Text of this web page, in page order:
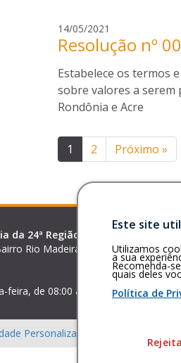
l
a
14/05/2021
o
g
e
r
i
s
l
v
Resolução nº
Estabelece os termos
sobre valores a serem
Rondônia e Acre
Paginação
de
posts
1 2 Próximo »
24ª Região (AC e RO)
Rio Madeira - CEP: 76.821-471
feira, de 08:00 às 14:00h.
Personalização de cookies
Este site
Utilizamos
a sua
Recomenda-
quais deles
Política de